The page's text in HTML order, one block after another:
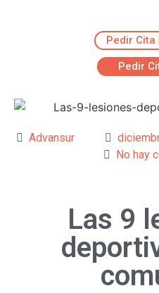
Pedir
Pedir
Advansur
No hay
Las 9